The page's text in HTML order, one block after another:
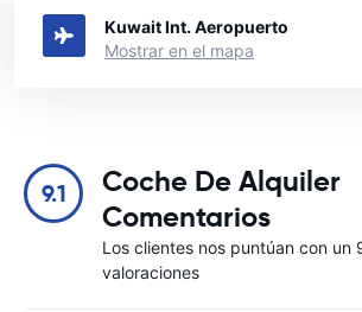
Kuwait Int. Aeropuerto
Mostrar en el mapa
9.1
Coche De Alquiler
Comentarios
Los clientes nos puntúan con un
valoraciones